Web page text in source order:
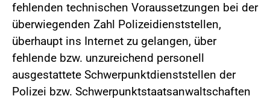
fehlenden technischen Voraussetzungen bei der
überwiegenden Zahl Polizeidienststellen,
überhaupt ins Internet zu gelangen, über
fehlende bzw. unzureichend personell
ausgestattete Schwerpunktdienststellen der
Polizei bzw. Schwerpunktstaatsanwaltschaften